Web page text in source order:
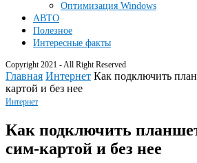
Оптимизация Windows
АВТО
Полезное
Интересные факты
Copyright 2021 - All Right Reserved
Главная Интернет Как подключить
картой и без нее
Интернет
Как подключить
сим-картой и без нее